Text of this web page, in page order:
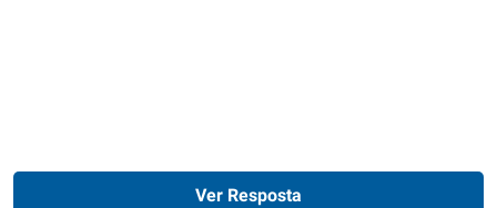
Ver Resposta